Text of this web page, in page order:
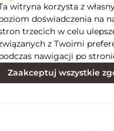
witryna korzysta z
doświadczenia na
trzecich w celu
z Twoimi
nawigacji po
Zaakceptuj wszystkie